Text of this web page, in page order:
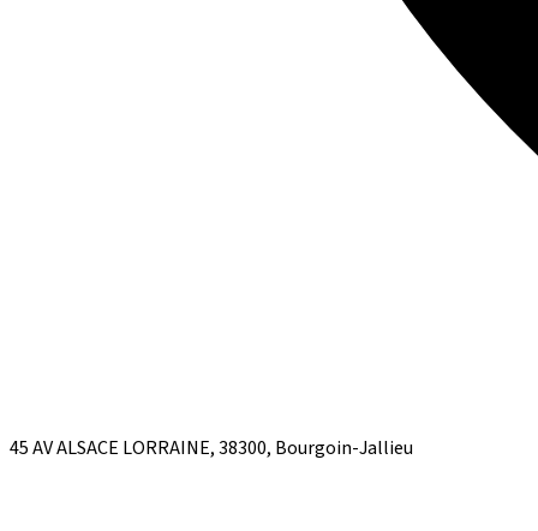
45 AV ALSACE LORRAINE, 38300, Bourgoin-Jallieu